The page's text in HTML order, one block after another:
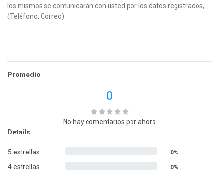
los mismos se comunicarán con usted por los datos registrados,
(Teléfono, Correo)
Promedio
0
No hay comentarios por ahora
Details
5 estrellas 0%
4 estrellas 0%